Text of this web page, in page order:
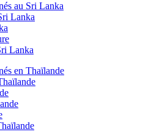
au Sri Lanka
Lanka
Lanka
en Thaïlande